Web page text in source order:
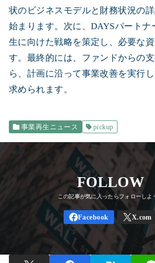
状のビジネスモデルと財務状況の
始まります。次に、DAYSパートナ
生に向けた戦略を策定し、必要な
す。最終的には、ファンドからの
ら、計画に沿って事業改善を実行
求められます。
事業再生ニュース pickup
FOLLOW